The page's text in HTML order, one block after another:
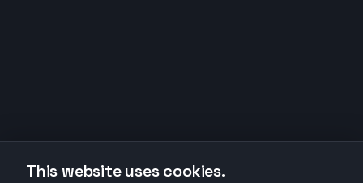
This website uses cookies.